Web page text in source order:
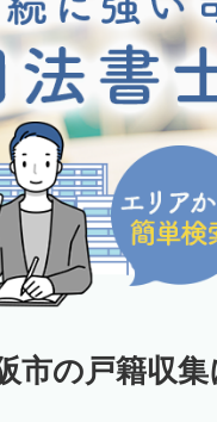
市の戸籍収